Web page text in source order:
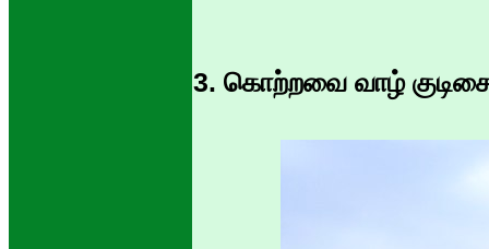
3. கொற்றவை வாழ்